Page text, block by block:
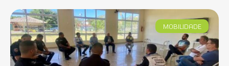
MOBILIDADE